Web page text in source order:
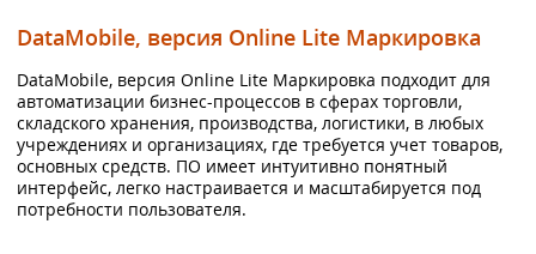
DataMobile, версия Online Lite Маркировка
DataMobile, версия Online Lite Маркировка подходит для
автоматизации бизнес-процессов в сферах торговли,
складского хранения, производства, логистики, в любых
учреждениях и организациях, где требуется учет товаров,
основных средств. ПО имеет интуитивно понятный
интерфейс, легко настраивается и масштабируется под
потребности пользователя.